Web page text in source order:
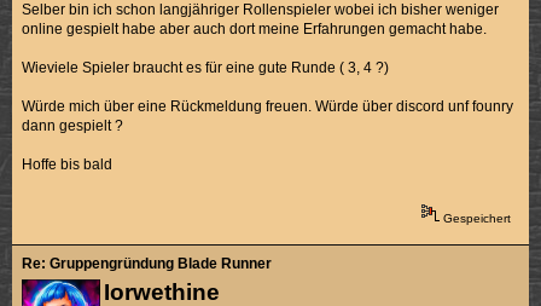
Selber bin ich schon langjähriger Rollenspieler wobei ich bisher weniger
online gespielt habe aber auch dort meine Erfahrungen gemacht habe.
Wieviele Spieler braucht es für eine gute Runde ( 3, 4 ?)
Würde mich über eine Rückmeldung freuen. Würde über discord unf founry
dann gespielt ?
Hoffe bis bald
Gespeichert
Iorwethine
Re: Gruppengründung Blade Runner